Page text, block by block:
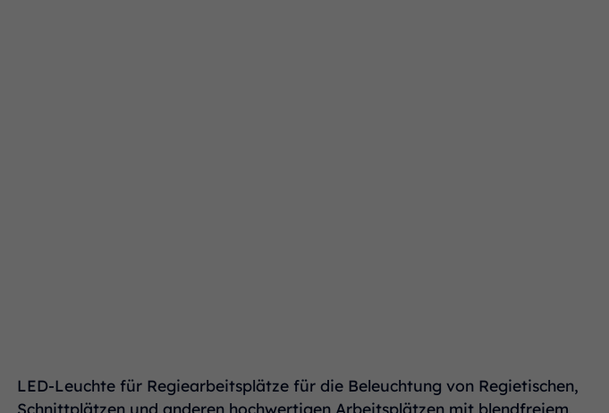
LED-Leuchte für Regiearbeitsplätze für die Beleuchtung von Regietischen,
Schnittplätzen und anderen hochwertigen Arbeitsplätzen mit blendfreiem,